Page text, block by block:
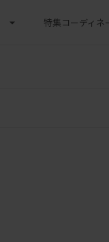
特集コーディネ